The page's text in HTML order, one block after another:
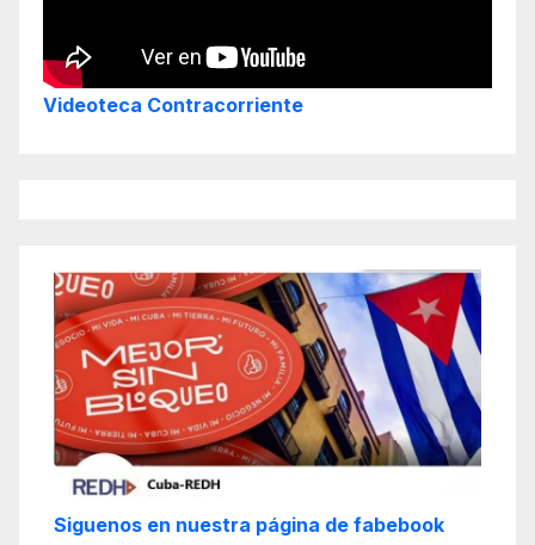
Videoteca Contracorriente
Siguenos en nuestra página de fabebook